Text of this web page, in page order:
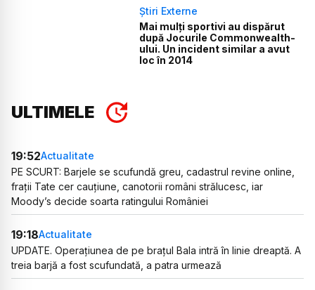
Știri Externe
Mai mulți sportivi au dispărut
după Jocurile Commonwealth-
ului. Un incident similar a avut
loc în 2014
ULTIMELE
19:52Actualitate
PE SCURT: Barjele se scufundă greu, cadastrul revine online,
frații Tate cer cauțiune, canotorii români strălucesc, iar
Moody’s decide soarta ratingului României
19:18Actualitate
UPDATE. Operațiunea de pe brațul Bala intră în linie dreaptă. A
treia barjă a fost scufundată, a patra urmează